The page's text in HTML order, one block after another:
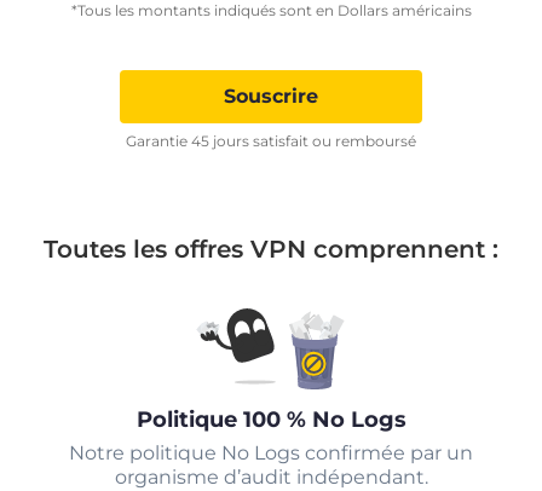
*Tous les montants indiqués sont en Dollars américains
Souscrire
Garantie 45 jours satisfait ou remboursé
Toutes les offres VPN comprennent :
Politique 100 % No Logs
Notre politique No Logs confirmée par un
organisme d’audit indépendant.